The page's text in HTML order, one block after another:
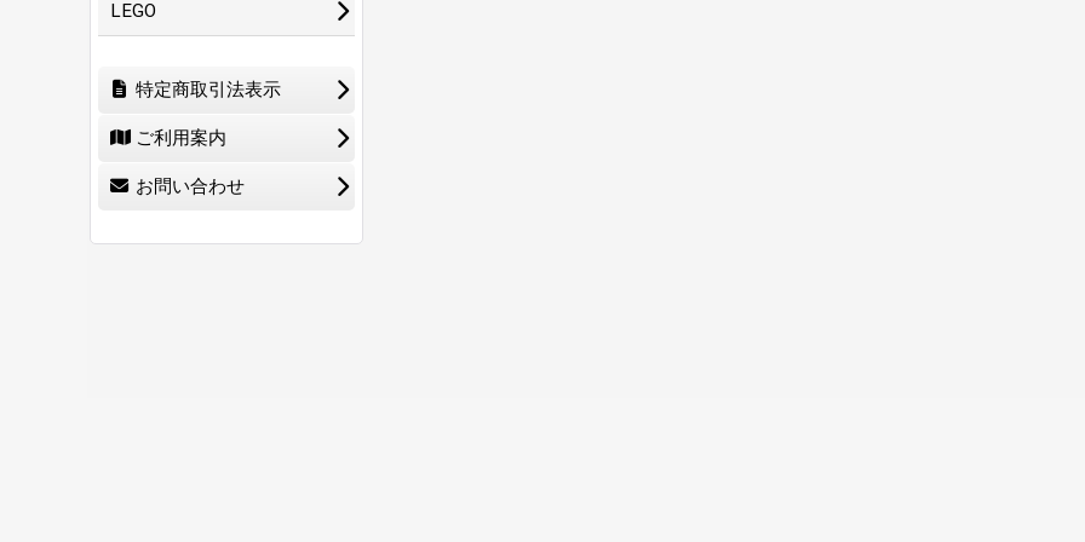
LEGO
特定商取引法表示
ご利用案内
お問い合わせ